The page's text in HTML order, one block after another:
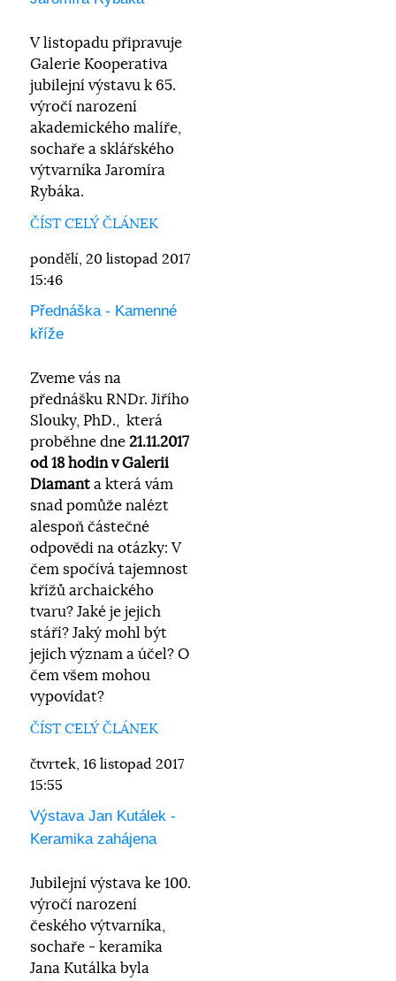
V listopadu připravuje
Galerie Kooperativa
jubilejní výstavu k 65.
výročí narození
akademického malíře,
sochaře a sklářského
výtvarníka Jaromíra
Rybáka.
ČÍST CELÝ ČLÁNEK
pondělí, 20 listopad 2017
15:46
Přednáška - Kamenné
kříže
Zveme vás na
přednášku RNDr. Jiřího
Slouky, PhD., která
proběhne dne 21.11.2017
od 18 hodin v Galerii
Diamant a která vám
snad pomůže nalézt
alespoň částečné
odpovědi na otázky: V
čem spočívá tajemnost
křížů archaického
tvaru? Jaké je jejich
stáří? Jaký mohl být
jejich význam a účel? O
čem všem mohou
vypovídat?
ČÍST CELÝ ČLÁNEK
čtvrtek, 16 listopad 2017
15:55
Výstava Jan Kutálek -
Keramika zahájena
Jubilejní výstava ke 100.
výročí narození
českého výtvarníka,
sochaře - keramika
Jana Kutálka byla